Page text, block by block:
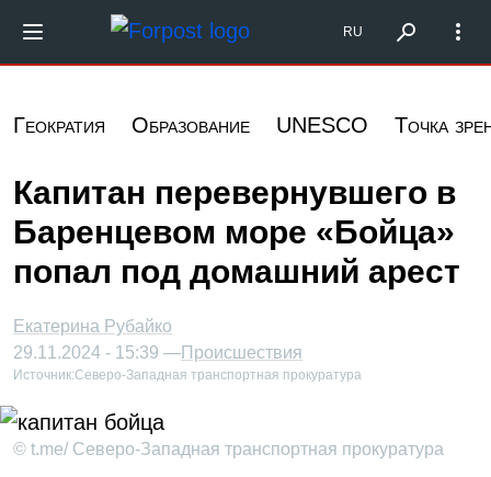
Перейти к основному содержанию
Форпост Северо-Запад
RU
Геократия Образование UNESCO Точка
Капитан перевернувшего в
Баренцевом море «Бойца»
попал под домашний арест
Екатерина Рубайко
29.11.2024 - 15:39 —Происшествия
Источник:Северо-Западная транспортная прокуратура
© t.me/ Северо-Западная транспортная прокуратура